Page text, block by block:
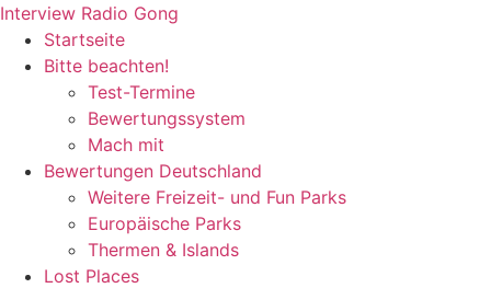
Zum
Inhalt
wechseln
Interview Radio Gong
Startseite
Bitte beachten!
Test-Termine
Bewertungssystem
Mach mit
Bewertungen Deutschland
Weitere Freizeit- und Fun Parks
Europäische Parks
Thermen & Islands
Lost Places